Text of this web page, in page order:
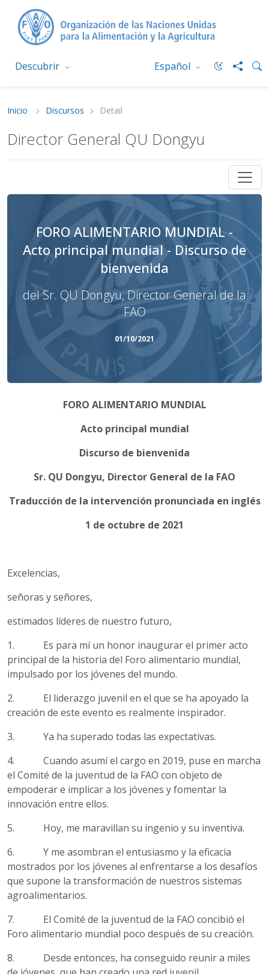
Descubrir Español
Inicio Discursos Detail
Director General QU Dongyu
FORO ALIMENTARIO MUNDIAL -
Acto principal mundial - Discurso de
bienvenida
del Sr. QU Dongyu, Director General de la
FAO
01/10/2021
FORO ALIMENTARIO MUNDIAL
Acto principal mundial
Discurso de bienvenida
Sr. QU Dongyu, Director General de la FAO
Traducción de la intervención pronunciada en inglés
1 de octubre de 2021
Excelencias,
señoras y señores,
estimados líderes de nuestro futuro,
1. Es para mí un honor inaugurar el primer acto
principal de la historia del Foro alimentario mundial,
impulsado por los jóvenes del mundo.
2. El liderazgo juvenil en el que se ha apoyado la
creación de este evento es realmente inspirador.
3. Ya ha superado todas las expectativas.
4. Cuando asumí el cargo en 2019, puse en marcha
el Comité de la juventud de la FAO con objeto de
empoderar e implicar a los jóvenes y fomentar la
innovación entre ellos.
5. Hoy, me maravillan su ingenio y su inventiva.
6. Y me asombran el entusiasmo y la eficacia
mostrados por los jóvenes al enfrentarse a los desafíos
que supone la transformación de nuestros sistemas
agroalimentarios.
7. El Comité de la juventud de la FAO concibió el
Foro alimentario mundial poco después de su creación.
8. Desde entonces, ha conseguido reunir a miles